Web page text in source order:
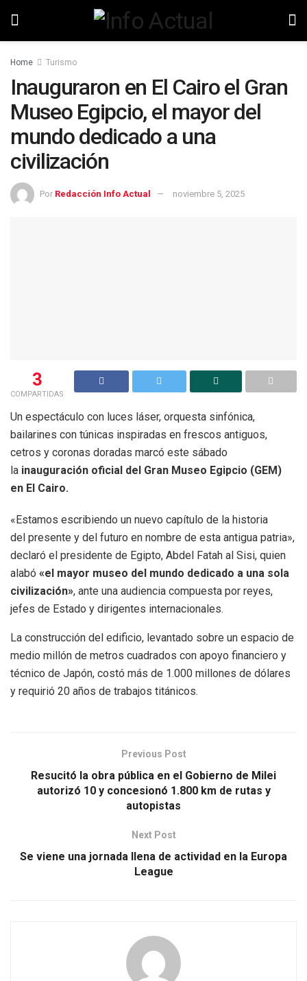
Home Turismo
Inauguraron en El Cairo el Gran
Museo Egipcio, el mayor del
mundo dedicado a una
civilización
Por Redacción Info Actual noviembre 5, 2025
3
COMPARTIDAS
Un espectáculo con luces láser, orquesta sinfónica,
bailarines con túnicas inspiradas en frescos antiguos,
cetros y coronas doradas marcó este sábado
la inauguración oficial del Gran Museo Egipcio (GEM)
en El Cairo.
«Estamos escribiendo un nuevo capítulo de la historia
del presente y del futuro en nombre de esta antigua patria»,
declaró el presidente de Egipto, Abdel Fatah al Sisi, quien
alabó «el mayor museo del mundo dedicado a una sola
civilización», ante una audiencia compuesta por reyes,
jefes de Estado y dirigentes internacionales.
La construcción del edificio, levantado sobre un espacio de
medio millón de metros cuadrados con apoyo financiero y
técnico de Japón, costó más de 1.000 millones de dólares
y requirió 20 años de trabajos titánicos.
Previous Post
Resucitó la obra pública en el Gobierno de Milei
autorizó 10 y concesionó 1.800 km de rutas y
autopistas
Next Post
Se viene una jornada llena de actividad en la Europa
League